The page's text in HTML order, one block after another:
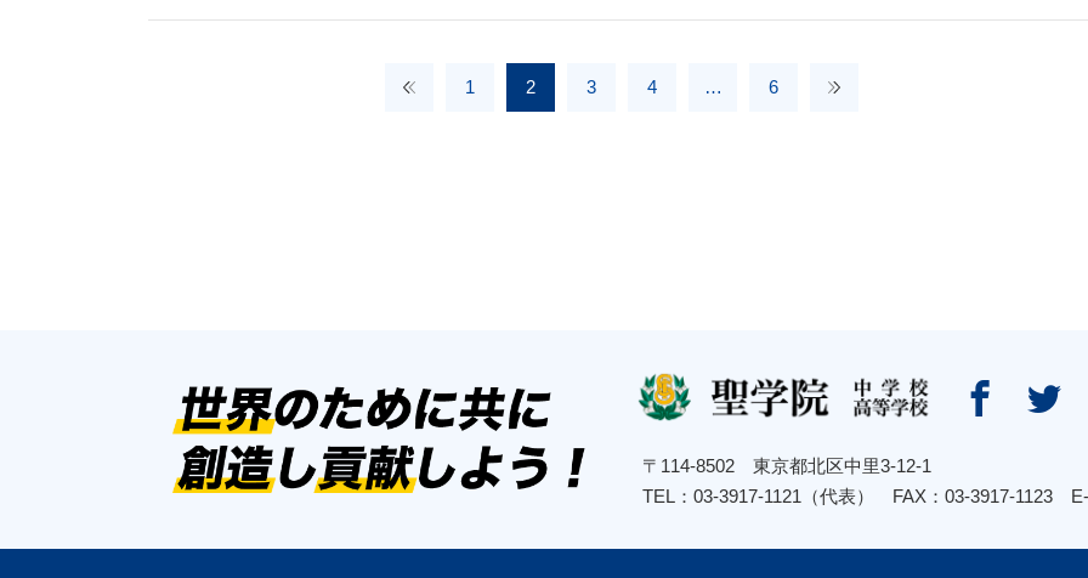
1 2 3 4 … 6
〒114-8502 東京都北区中里3-12-1
TEL：03-3917-1121（代表） FAX：03-3917-1123
 